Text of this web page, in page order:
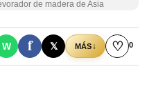
de madera de Asia
W f 𝕏 MÁS↓ ♡ 0